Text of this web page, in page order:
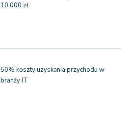
10 000 zł
50% koszty uzyskania przychodu w
branży IT